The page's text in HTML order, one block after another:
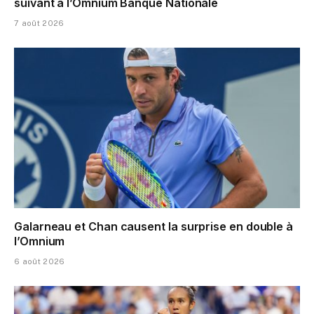
7 août 2026
Galarneau et Chan causent la surprise en double à
l’Omnium
6 août 2026